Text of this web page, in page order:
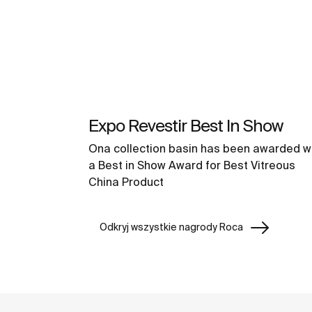
Expo Revestir Best In Show
Ona collection basin has been awarded
a Best in Show Award for Best Vitreous
China Product
Odkryj wszystkie nagrody Roca